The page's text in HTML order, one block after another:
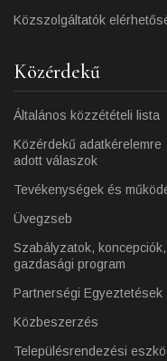
Közszolgáltatók
Közérdekű
Általános közzétételi lista
Közérdekű adatkérelemre
adott válaszok
Tevékenységek és
Üvegzseb
Szabályzatok, koncepciók,
gazdasági program
Partnerségi Egyeztetések
Közbeszerzés
Településrendezési